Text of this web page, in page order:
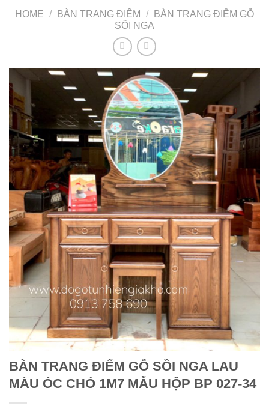
HOME / BÀN TRANG ĐIỂM /
BÀN TRANG ĐIỂM GỖ
SỒI NGA
BÀN TRANG ĐIỂM GỖ SỒI NGA LAU
MÀU ÓC CHÓ 1M7 MẪU HỘP BP 027-34